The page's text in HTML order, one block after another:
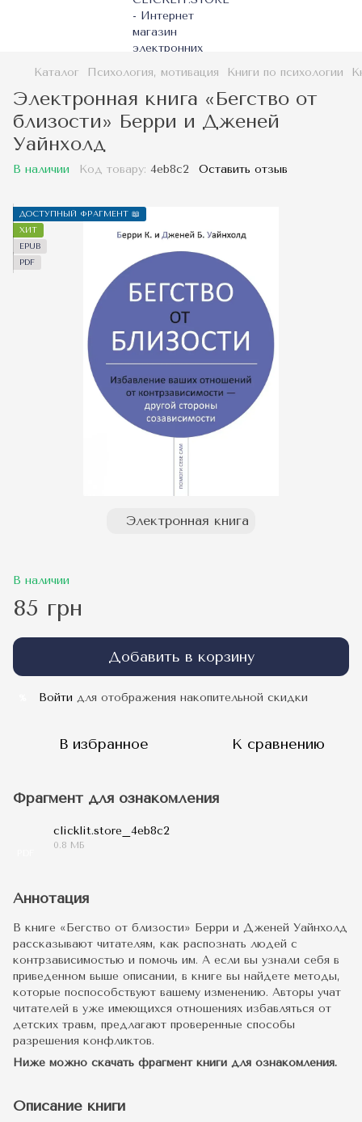
Каталог Психология, мотивация Книги по психологии
Электронная книга «Бегство от
близости» Берри и Дженей
Уайнхолд
В наличии Код товару: 4eb8c2 Оставить отзыв
ДОСТУПНЫЙ ФРАГМЕНТ 📖
ХИТ
EPUB
PDF
Электронная книга
В наличии
85 грн
Добавить в корзину
Войти для отображения накопительной скидки
В избранное К сравнению
Фрагмент для ознакомления
clicklit.store_4eb8c2
0.8 МБ
Аннотация
В книге «Бегство от близости» Берри и Дженей Уайнхолд
рассказывают читателям, как распознать людей с
контрзависимостью и помочь им. А если вы узнали себя в
приведенном выше описании, в книге вы найдете методы,
которые поспособствуют вашему изменению. Авторы учат
читателей в уже имеющихся отношениях избавляться от
детских травм, предлагают проверенные способы
разрешения конфликтов.
Ниже можно скачать фрагмент книги для ознакомления.
Описание книги